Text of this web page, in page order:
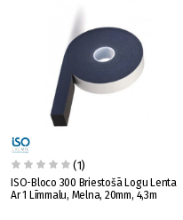
(1)
ISO-Bloco 300 Briestošā Logu Lenta
Ar 1 Līmmalu, Melna, 20mm, 4,3m